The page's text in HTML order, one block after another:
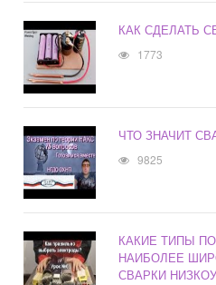
КАК СДЕЛАТЬ
1773
ЧТО ЗНАЧИТ
9825
КАКИЕ ТИПЫ
НАИБОЛЕЕ
СВАРКИ